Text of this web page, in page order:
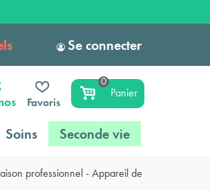
Se connecter
Favoris
0
Panier
Soins Seconde vie
professionnel - Appareil de